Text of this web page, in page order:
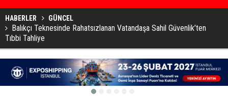
HABERLER GÜNCEL
Balıkçı Teknesinde Rahatsızlanan Vatandaşa Sahil Güvenlik’ten
Tıbbi Tahliye